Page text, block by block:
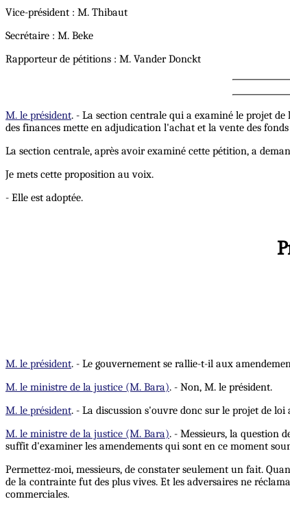
Vice-président : M. Thibaut
Secrétaire : M. Beke
Rapporteur de pétitions : M. Vander Donckt
M. le président. - La section centrale qui a examiné le projet
des finances mette en adjudication l'achat et la vente des
La section centrale, après avoir examiné cette pétition, a
Je mets cette proposition au voix.
- Elle est adoptée.
M. le président. - Le gouvernement se rallie-t-il aux
M. le ministre de la justice (M. Bara). - Non, M. le président.
M. le président. - La discussion s'ouvre donc sur le projet de loi
M. le ministre de la justice (M. Bara). - Messieurs, la question
suffit d'examiner les amendements qui sont en ce moment
Permettez-moi, messieurs, de constater seulement un fait.
de la contrainte fut des plus vives. Et les adversaires ne
commerciales.